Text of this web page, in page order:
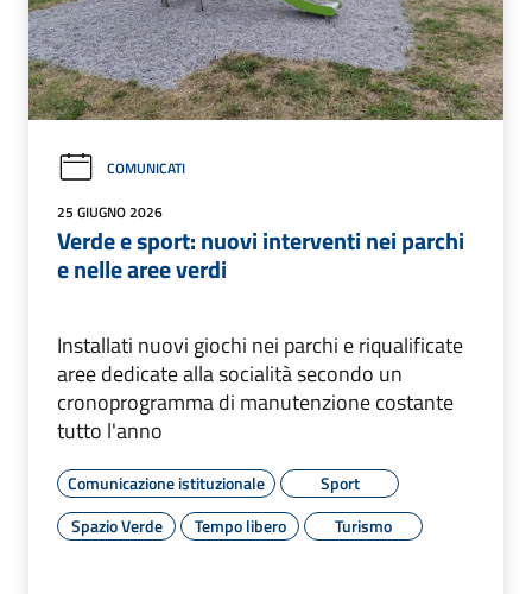
COMUNICATI
25 GIUGNO 2026
Verde e sport: nuovi interventi nei parchi
e nelle aree verdi
Installati nuovi giochi nei parchi e riqualificate
aree dedicate alla socialità secondo un
cronoprogramma di manutenzione costante
tutto l'anno
Comunicazione istituzionale
Sport
Spazio Verde
Tempo libero Turismo